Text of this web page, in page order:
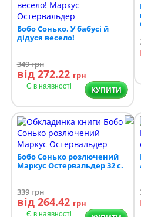
Бобо Сонько. У бабусі й
дідуся весело!
349грн
від 272.22 грн
Є в наявності КУПИТИ
Бобо Сонько розлючений
Маркус Остервальдер 32 с.
339грн
від 264.42 грн
Є в наявності